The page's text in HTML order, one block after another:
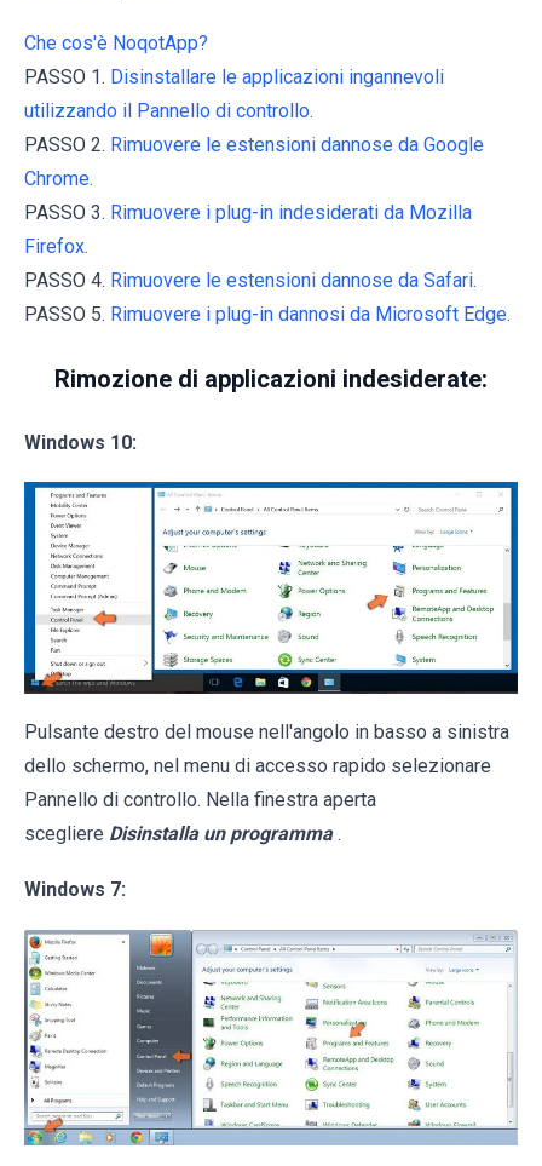
Che cos'è NoqotApp?
PASSO 1. Disinstallare le applicazioni ingannevoli
utilizzando il Pannello di controllo.
PASSO 2. Rimuovere le estensioni dannose da Google
Chrome.
PASSO 3. Rimuovere i plug-in indesiderati da Mozilla
Firefox.
PASSO 4. Rimuovere le estensioni dannose da Safari.
PASSO 5. Rimuovere i plug-in dannosi da Microsoft Edge.
Rimozione di applicazioni indesiderate:
Windows 10:
Pulsante destro del mouse nell'angolo in basso a sinistra
dello schermo, nel menu di accesso rapido selezionare
Pannello di controllo. Nella finestra aperta
scegliere Disinstalla un programma .
Windows 7: